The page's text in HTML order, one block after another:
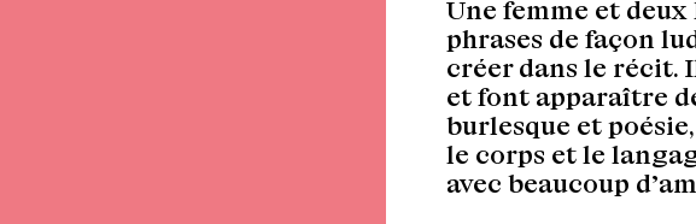
Une femme et
phrases de façon
créer dans le récit.
et font apparaître
burlesque et
le corps et le
avec beaucoup